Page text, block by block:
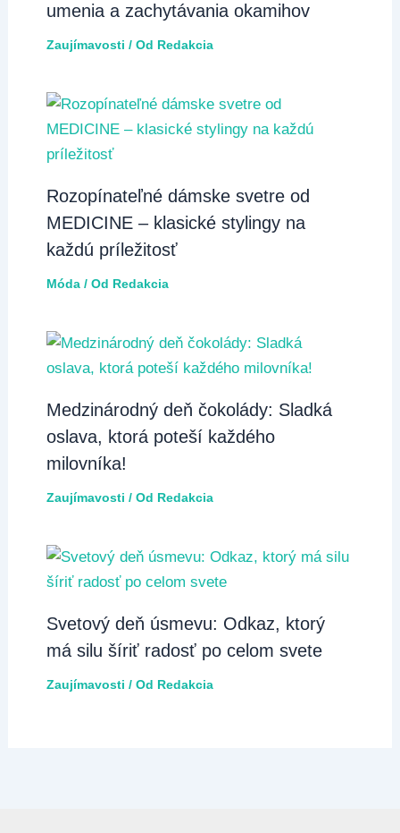
umenia a zachytávania okamihov
Zaujímavosti / Od Redakcia
Rozopínateľné dámske svetre od
MEDICINE – klasické stylingy na
každú príležitosť
Móda/ Od Redakcia
Medzinárodný deň čokolády: Sladká
oslava, ktorá poteší každého
milovníka!
Zaujímavosti / Od Redakcia
Svetový deň úsmevu: Odkaz, ktorý
má silu šíriť radosť po celom svete
Zaujímavosti / Od Redakcia